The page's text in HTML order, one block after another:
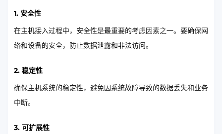
1. 安全性
在主机接入过程中，安全性是最重要的考虑因素之一。要确保网
络和设备的安全，防止数据泄露和非法访问。
2. 稳定性
确保主机系统的稳定性，避免因系统故障导致的数据丢失和业务
中断。
3. 可扩展性